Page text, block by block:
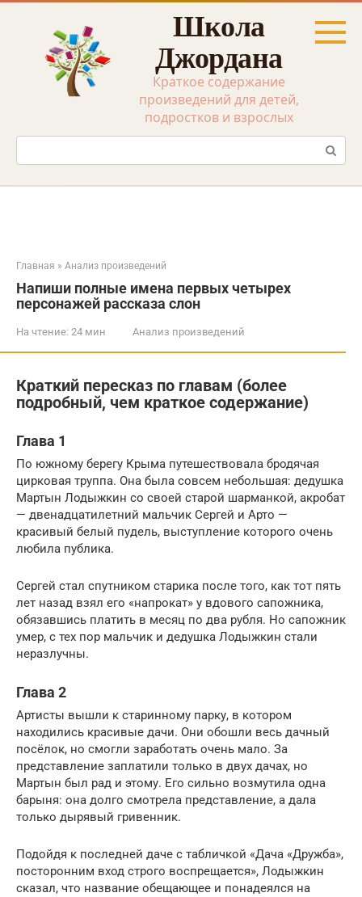
Перейти
Школа
Джордана
Краткое содержание
произведений для детей,
подростков и взрослых
Поиск:
Главная » Анализ произведений
Напиши полные имена первых четырех
персонажей рассказа слон
На чтение: 24 мин Анализ произведений
Краткий пересказ по главам (более
подробный, чем краткое содержание)
Глава 1
По южному берегу Крыма путешествовала бродячая
цирковая труппа. Она была совсем небольшая: дедушка
Мартын Лодыжкин со своей старой шарманкой, акробат
— двенадцатилетний мальчик Сергей и Арто —
красивый белый пудель, выступление которого очень
любила публика.
Сергей стал спутником старика после того, как тот пять
лет назад взял его «напрокат» у вдового сапожника,
обязавшись платить в месяц по два рубля. Но сапожник
умер, с тех пор мальчик и дедушка Лодыжкин стали
неразлучны.
Глава 2
Артисты вышли к старинному парку, в котором
находились красивые дачи. Они обошли весь дачный
посёлок, но смогли заработать очень мало. За
представление заплатили только в двух дачах, но
Мартын был рад и этому. Его сильно возмутила одна
барыня: она долго смотрела представление, а дала
только дырявый гривенник.
Подойдя к последней даче с табличкой «Дача «Дружба»,
посторонним вход строго воспрещается», Лодыжкин
сказал, что название обещающее и понадеялся на